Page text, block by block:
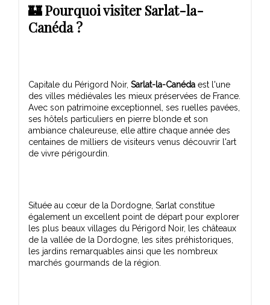
🏰 Pourquoi visiter Sarlat-la-
Canéda ?
Capitale du Périgord Noir, Sarlat-la-Canéda est l'une
des villes médiévales les mieux préservées de France.
Avec son patrimoine exceptionnel, ses ruelles pavées,
ses hôtels particuliers en pierre blonde et son
ambiance chaleureuse, elle attire chaque année des
centaines de milliers de visiteurs venus découvrir l'art
Située au cœur de la Dordogne, Sarlat constitue
également un excellent point de départ pour explorer
les plus beaux villages du Périgord Noir, les châteaux
de la vallée de la Dordogne, les sites préhistoriques,
les jardins remarquables ainsi que les nombreux